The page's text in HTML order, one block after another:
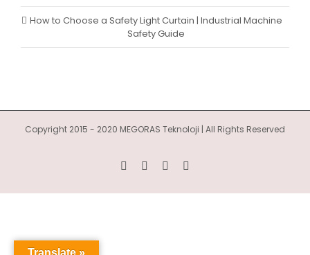
How to Choose a Safety Light Curtain | Industrial Machine
Safety Guide
Copyright 2015 - 2020 MEGORAS Teknoloji | All Rights Reserved
YouTube
TwitterLinkedIn
Translate »